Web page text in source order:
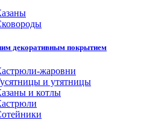
декоративным покрытием
жаровни
и утятницы
и котлы